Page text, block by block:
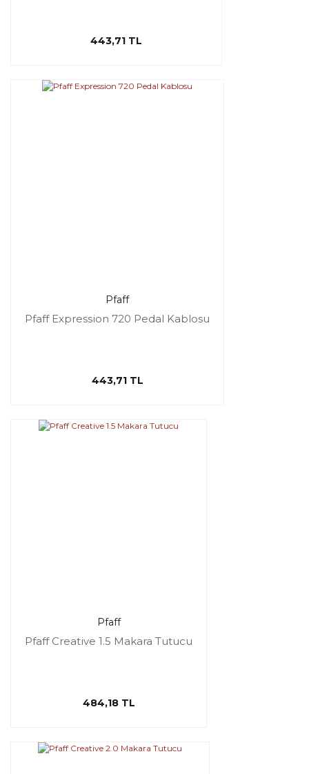
443,71 TL
Pfaff
Pfaff Expression 720 Pedal Kablosu
443,71 TL
Pfaff
Pfaff Creative 1.5 Makara Tutucu
484,18 TL